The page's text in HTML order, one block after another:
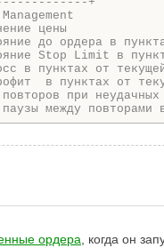
цены
до ордера в
Stop Limit в
в пунктах от
в пунктах от
при неудачных
между повторами
ордера , когда он